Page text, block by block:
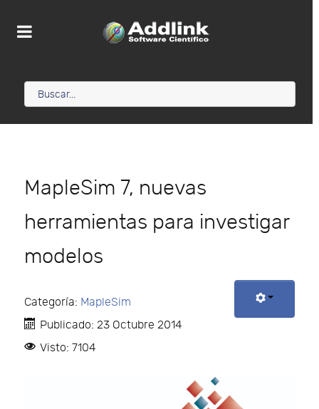
MapleSim 7, nuevas
herramientas para investigar
modelos
Categoría: MapleSim
Publicado: 23 Octubre 2014
Visto: 7104